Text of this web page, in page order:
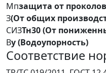
Мпзащита от
З(От общих
СИЗТн30 (От
Ву (Водоупорность)
Соответствие